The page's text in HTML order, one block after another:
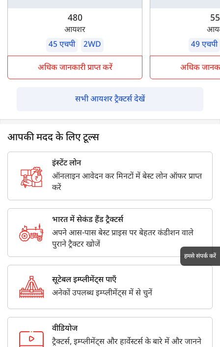
480
आयशर
45 एचपी
2WD
अधिक जानकारी प्राप्त करें
49 एचपी
अधिक
सभी आयशर ट्रैक्टर्स देखें
आपकी मदद के लिए टूल्स
इंस्टेंट लोन
ऑनलाइन आवेदन कर मिनटों में बेस्ट लोन ऑफर प्राप्त
करें
भारत में सेकंड हैंड ट्रैक्टर्स
अपने आस-पास बेस्ट प्राइस पर बेहतर कंडीशन वाले
पुराने ट्रैक्टर खोजें
सूटेबल इम्प्लीमेंट्स पाएँ
अनेकों उपलब्ध इम्प्लीमेंट्स में से चुनें
वीडियोज
ट्रैक्टर्स, इम्प्लीमेंट्स और हार्वेस्टर्स के बारे में और जानने
हमसे संपर्क करें